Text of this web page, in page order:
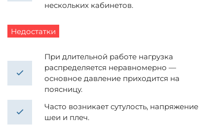
нескольких кабинетов.
Недостатки
При длительной работе нагрузка
распределяется неравномерно —
основное давление приходится на
поясницу.
Часто возникает сутулость, напряжение
шеи и плеч.